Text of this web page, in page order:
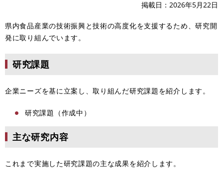
掲載日 2026年5月22日
県内食品産業の技術振興と技術の高度化を支援するため、研究開
発に取り組んでいます。
研究課題
企業ニーズを基に立案し、取り組んだ研究課題を紹介します。
研究課題（作成中）
主な研究内容
これまで実施した研究課題の主な成果を紹介します。